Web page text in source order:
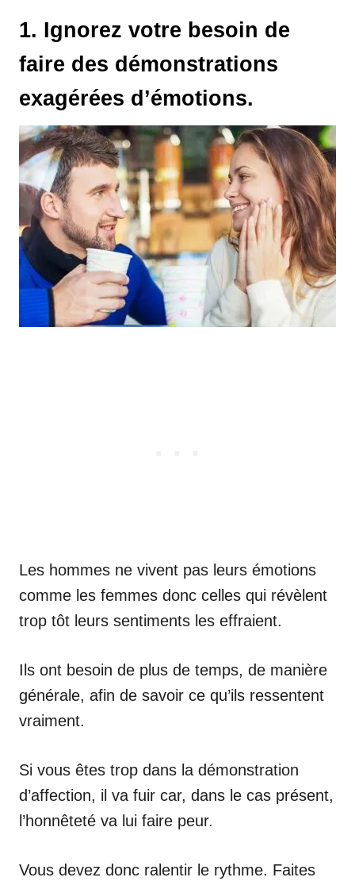
1. Ignorez votre besoin de
faire des démonstrations
exagérées d’émotions.
Les hommes ne vivent pas leurs émotions
comme les femmes donc celles qui révèlent
trop tôt leurs sentiments les effraient.
Ils ont besoin de plus de temps, de manière
générale, afin de savoir ce qu’ils ressentent
vraiment.
Si vous êtes trop dans la démonstration
d’affection, il va fuir car, dans le cas présent,
l’honnêteté va lui faire peur.
Vous devez donc ralentir le rythme. Faites